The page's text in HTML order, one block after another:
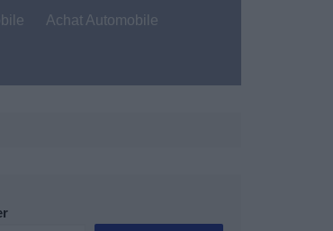
Achat Automobile